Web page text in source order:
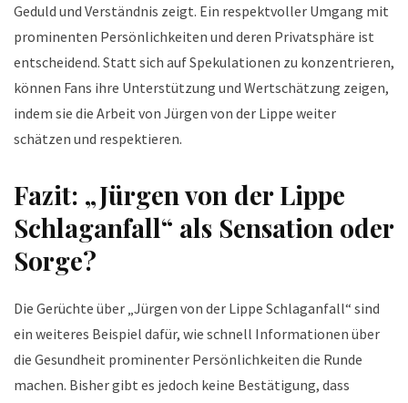
Geduld und Verständnis zeigt. Ein respektvoller Umgang mit
prominenten Persönlichkeiten und deren Privatsphäre ist
entscheidend. Statt sich auf Spekulationen zu konzentrieren,
können Fans ihre Unterstützung und Wertschätzung zeigen,
indem sie die Arbeit von Jürgen von der Lippe weiter
schätzen und respektieren.
Fazit: „Jürgen von der Lippe
Schlaganfall“ als Sensation oder
Sorge?
Die Gerüchte über „Jürgen von der Lippe Schlaganfall“ sind
ein weiteres Beispiel dafür, wie schnell Informationen über
die Gesundheit prominenter Persönlichkeiten die Runde
machen. Bisher gibt es jedoch keine Bestätigung, dass